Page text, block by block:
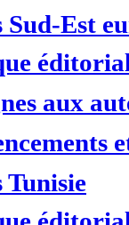
Sud-Est
aux
Tunisie